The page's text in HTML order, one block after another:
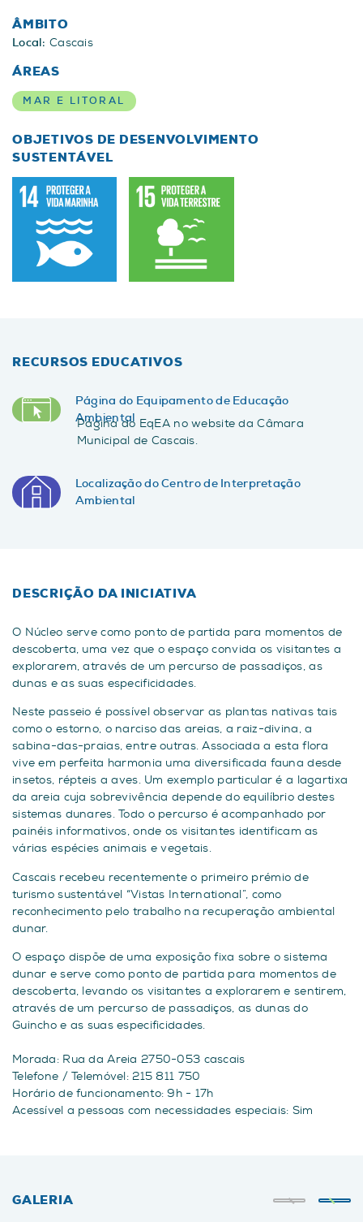
ÂMBITO
Local: Cascais
ÁREAS
MAR E LITORAL
OBJETIVOS DE DESENVOLVIMENTO
SUSTENTÁVEL
RECURSOS EDUCATIVOS
Página do Equipamento de Educação
Ambiental
Página do EqEA no website da Câmara
Municipal de Cascais.
Localização do Centro de Interpretação
Ambiental
DESCRIÇÃO DA INICIATIVA
O Núcleo serve como ponto de partida para momentos de
descoberta, uma vez que o espaço convida os visitantes a
explorarem, através de um percurso de passadiços, as
dunas e as suas especificidades.
Neste passeio é possível observar as plantas nativas tais
como o estorno, o narciso das areias, a raiz-divina, a
sabina-das-praias, entre outras. Associada a esta flora
vive em perfeita harmonia uma diversificada fauna desde
insetos, répteis a aves. Um exemplo particular é a lagartixa
da areia cuja sobrevivência depende do equilíbrio destes
sistemas dunares. Todo o percurso é acompanhado por
painéis informativos, onde os visitantes identificam as
várias espécies animais e vegetais.
Cascais recebeu recentemente o primeiro prémio de
turismo sustentável “Vistas International”, como
reconhecimento pelo trabalho na recuperação ambiental
dunar.
O espaço dispõe de uma exposição fixa sobre o sistema
dunar e serve como ponto de partida para momentos de
descoberta, levando os visitantes a explorarem e sentirem,
através de um percurso de passadiços, as dunas do
Guincho e as suas especificidades.
Morada: Rua da Areia 2750-053 cascais
Telefone / Telemóvel: 215 811 750
Horário de funcionamento: 9h - 17h
Acessível a pessoas com necessidades especiais: Sim
GALERIA